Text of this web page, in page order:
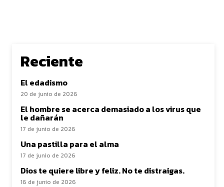
Reciente
El edadismo
20 de junio de 2026
El hombre se acerca demasiado a los virus que
le dañarán
17 de junio de 2026
Una pastilla para el alma
17 de junio de 2026
Dios te quiere libre y feliz. No te distraigas.
16 de junio de 2026